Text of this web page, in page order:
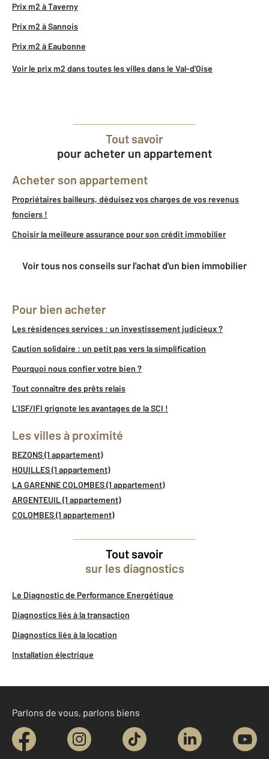
Prix m2 à Taverny
Prix m2 à Sannois
Prix m2 à Eaubonne
Voir le prix m2 dans toutes les villes dans le Val-d'Oise
Tout savoir
pour acheter un appartement
Acheter son appartement
Propriétaires bailleurs, déduisez vos charges de vos revenus
fonciers !
Choisir la meilleure assurance pour son crédit immobilier
Voir tous nos conseils sur l'achat d'un bien immobilier
Pour bien acheter
Les résidences services : un investissement judicieux ?
Caution solidaire : un petit pas vers la simplification
Pourquoi nous confier votre bien ?
Tout connaître des prêts relais
L’ISF/IFI grignote les avantages de la SCI !
Les villes à proximité
BEZONS (1 appartement)
HOUILLES (1 appartement)
LA GARENNE COLOMBES (1 appartement)
ARGENTEUIL (1 appartement)
COLOMBES (1 appartement)
Tout savoir
sur les diagnostics
Le Diagnostic de Performance Energétique
Diagnostics liés à la transaction
Diagnostics liés à la location
Installation électrique
Parlons de vous, parlons biens